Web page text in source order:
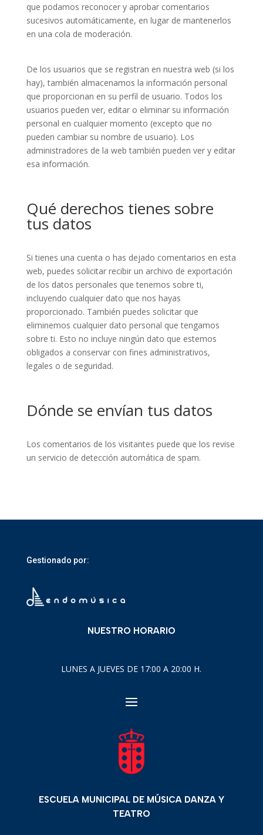
que podamos reconocer y aprobar comentarios
sucesivos automáticamente, en lugar de mantenerlos
en una cola de moderación.
De los usuarios que se registran en nuestra web (si los
hay), también almacenamos la información personal
que proporcionan en su perfil de usuario. Todos los
usuarios pueden ver, editar o eliminar su información
personal en cualquier momento (excepto que no
pueden cambiar su nombre de usuario). Los
administradores de la web también pueden ver y editar
esa información.
Qué derechos tienes sobre
tus datos
Si tienes una cuenta o has dejado comentarios en esta
web, puedes solicitar recibir un archivo de exportación
de los datos personales que tenemos sobre ti,
incluyendo cualquier dato que nos hayas
proporcionado. También puedes solicitar que
eliminemos cualquier dato personal que tengamos
sobre ti. Esto no incluye ningún dato que estemos
obligados a conservar con fines administrativos,
legales o de seguridad.
Dónde se envían tus datos
Los comentarios de los visitantes puede que los revise
un servicio de detección automática de spam.
Gestionado por:
NUESTRO HORARIO
LUNES A JUEVES DE 17:00 A 20:00 H.
ESCUELA MUNICIPAL DE MÚSICA DANZA Y
TEATRO